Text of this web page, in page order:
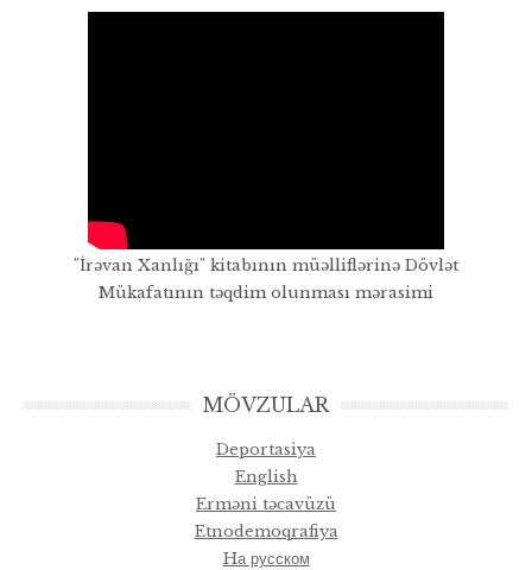
"İrəvan Xanlığı" kitabının müəlliflərinə Dövlət
Mükafatının təqdim olunması mərasimi
MÖVZULAR
Deportasiya
English
Erməni təcavüzü
Etnodemoqrafiya
Hа русском